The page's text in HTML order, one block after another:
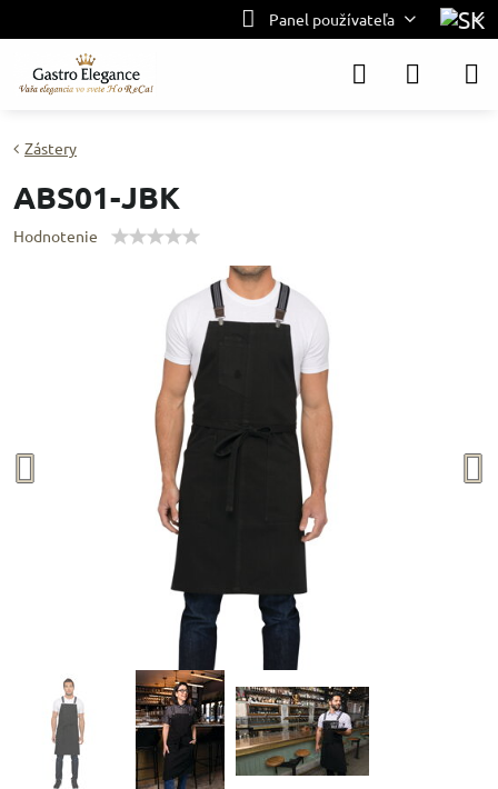
Panel používateľa
Zástery
ABS01-JBK
Hodnotenie